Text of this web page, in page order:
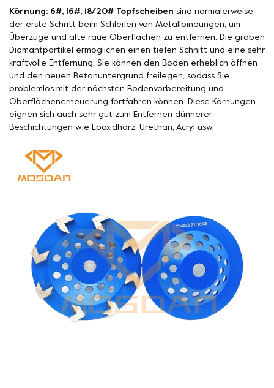
Körnung: 6#, 16#, 18/20# Topfscheiben sind normalerweise
der erste Schritt beim Schleifen von Metallbindungen, um
Überzüge und alte raue Oberflächen zu entfernen. Die groben
Diamantpartikel ermöglichen einen tiefen Schnitt und eine sehr
kraftvolle Entfernung. Sie können den Boden erheblich öffnen
und den neuen Betonuntergrund freilegen, sodass Sie
problemlos mit der nächsten Bodenvorbereitung und
Oberflächenerneuerung fortfahren können. Diese Körnungen
eignen sich auch sehr gut zum Entfernen dünnerer
Beschichtungen wie Epoxidharz, Urethan, Acryl usw.